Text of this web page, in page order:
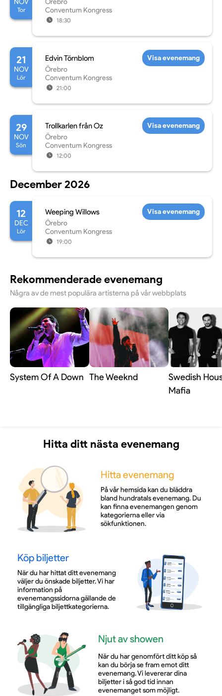
NOV
Tor
Örebro
Conventum Kongress
18:30
21
NOV
Lör
Edvin Törnblom
Örebro
Conventum Kongress
21:00
Visa evenemang
29
NOV
Sön
Trollkarlen från Oz
Örebro
Conventum Kongress
12:00
Visa evenemang
December 2026
12
DEC
Lör
Weeping Willows
Örebro
Conventum Kongress
19:00
Visa evenemang
Rekommenderade evenemang
Några av de mest populära artisterna på vår webbplats
System Of A Down The Weeknd
Swedish
Mafia
Hitta ditt nästa evenemang
Hitta evenemang
På vår hemsida kan du bläddra
bland hundratals evenemang. Du
kan finna evenemangen genom
kategorierna eller via
sökfunktionen.
Köp biljetter
När du har hittat ditt evenemang
väljer du önskade biljetter. Vi har
information på
evenemangssidorna gällande de
tillgängliga biljettkategorierna.
Njut av showen
När du har genomfört ditt köp så
kan du börja se fram emot ditt
evenemang. Vi levererar dina
biljetter i så god tid innan
evenemanget som möjligt.